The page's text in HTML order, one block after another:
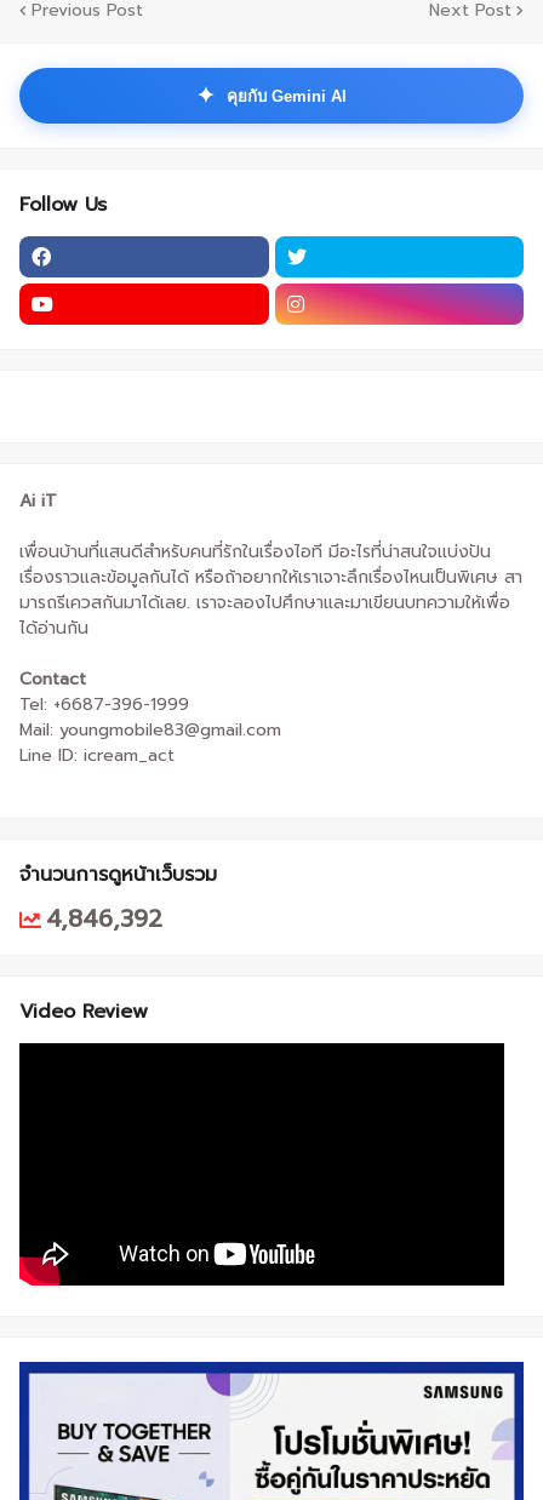
Previous Post Next Post
✦ คุยกับ Gemini AI
Follow Us
Ai iT
เพื่อนบ้านที่แสนดีสำหรับคนที่รักในเรื่องไอที มีอะไรที่น่าสนใจแบ่งปัน
เรื่องราวและข้อมูลกันได้ หรือถ้าอยากให้เราเจาะลึกเรื่องไหนเป็นพิเศษ สา
มารถรีเควสกันมาได้เลย. เราจะลองไปศึกษาและมาเขียนบทความให้เพื่อ
ได้อ่านกัน
Contact
Tel: +6687-396-1999
Mail: youngmobile83@gmail.com
Line ID: icream_act
จำนวนการดูหน้าเว็บรวม
4,846,392
Video Review